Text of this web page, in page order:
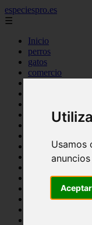
Usamos
Aceptar
especiespro.es
☰
Inicio
perros
gatos
comercio
tenencia
mantenimiento
bienestar
peque os mam
verano